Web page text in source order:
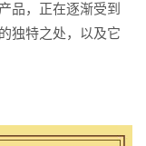
品，正在逐渐受到
独特之处，以及它